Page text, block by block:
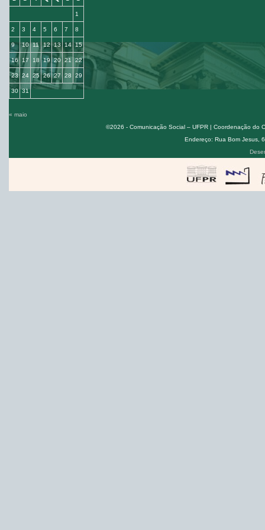
1
2 3 4 5 6 7 8
9 10 11 12 13 14 15
16 17 18 19 20 21 22
23 24 25 26 27 28 29
30 31
« maio
©2026 - Comunicação Social – UFPR | Coordenação do
Endereço: Rua Bom Jesus,